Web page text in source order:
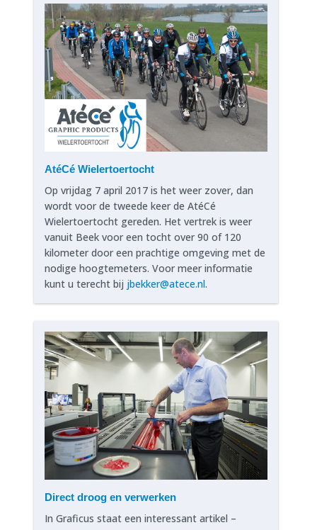
AtéCé Wielertoertocht
Op vrijdag 7 april 2017 is het weer zover, dan
wordt voor de tweede keer de AtéCé
Wielertoertocht gereden. Het vertrek is weer
vanuit Beek voor een tocht over 90 of 120
kilometer door een prachtige omgeving met de
nodige hoogtemeters. Voor meer informatie
kunt u terecht bij jbekker@atece.nl.
Direct droog en verwerken
In Graficus staat een interessant artikel –